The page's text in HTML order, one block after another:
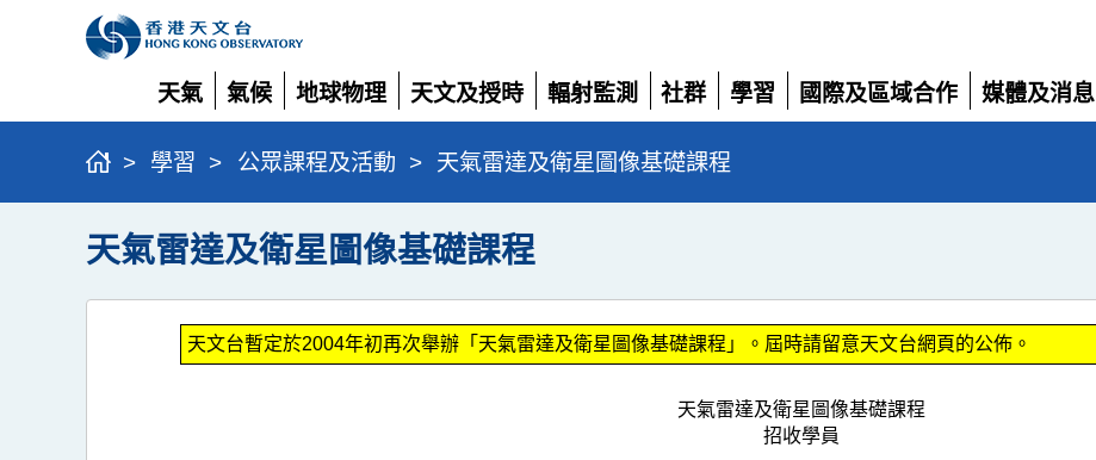
天氣
展
開
氣候
展
開
地球物理
展
開
天文及授時
展
開
輻射監測
展
開
社群
展
開
學習
展
國際及區域合作
展
媒體及消息
展
> 學習 > 公眾課程及活動 > 天氣雷達及衛星圖像基礎課程
天氣雷達及衛星圖像基礎課程
天文台暫定於2004年初再次舉辦「天氣雷達及衛星圖像基礎課程」。屆時請留意天文台網頁的公佈。
天氣雷達及衛星圖像基礎課程
招收學員